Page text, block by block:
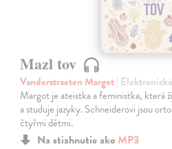
Mazl tov
Vanderstraeten Margot|
Margot je ateistka a feministka, která
a studuje jazyky. Schneiderovi jsou
čtyřmi dětmi.
Na stiahnutie ako MP3